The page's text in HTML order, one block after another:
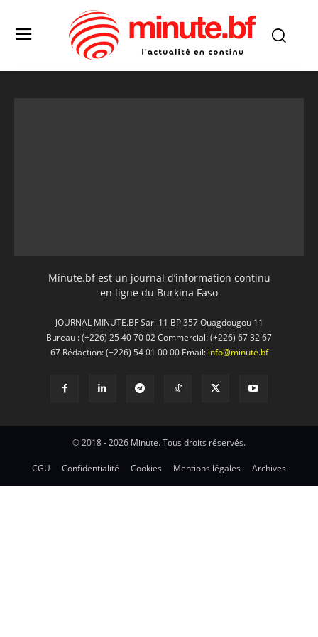
Minute.bf est un journal d’information continu
en ligne du Burkina Faso
JOURNAL MINUTE.BF Sarl 11 BP 357 Ouagdougou 11
Bureau : (+226) 25 40 70 02 Commercial: (+226) 67 32 67
67 Rédaction: (+226) 54 01 00 00 Email: info@minute.bf
© 2018 - 2026 Minute. Tous droits réservés.
CGU Confidentialité Cookies Mentions légales Archives